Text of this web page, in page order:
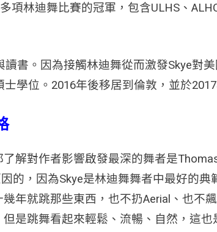
項林迪舞比賽的冠軍，包含ULHS、
書。 因為接觸林迪舞從而激發Skye對
學位。2016年後移居到倫敦，並於
解對作者影響啟發最深的舞者是
的，因為Skye是林迪舞舞者中最好的
年就跳那些東西，也不扔Aerial、也不
是跳舞看起來輕鬆、流暢、自然，這